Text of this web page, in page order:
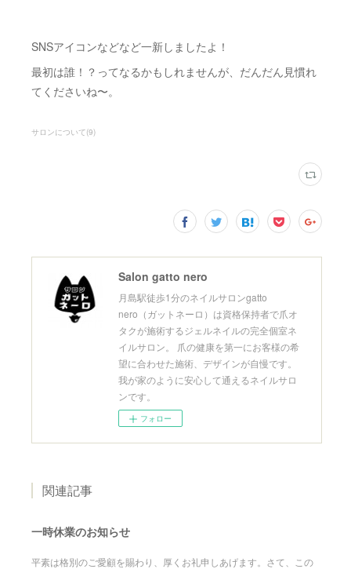
SNSアイコンなどなど一新しましたよ！
最初は誰！？ってなるかもしれませんが、だんだん見慣れ
てくださいね〜。
サロンについて(9)
Salon gatto nero
月島駅徒歩1分のネイルサロンgatto
nero（ガットネーロ）は資格保持者で爪オ
タクが施術するジェルネイルの完全個室ネ
イルサロン。 爪の健康を第一にお客様の希
望に合わせた施術、デザインが自慢です。
我が家のように安心して通えるネイルサロ
ンです。
フォロー
関連記事
一時休業のお知らせ
平素は格別のご愛顧を賜わり、厚くお礼申しあげます。さて、この